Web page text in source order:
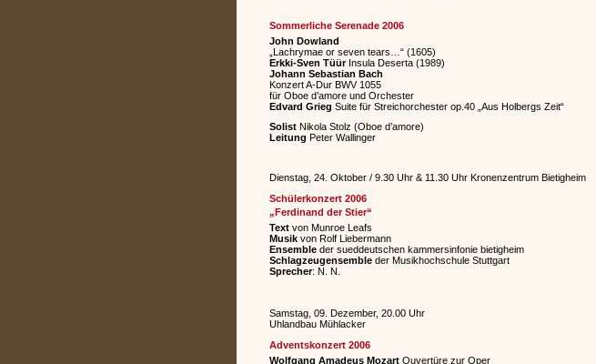
Sommerliche Serenade 2006
John Dowland
„Lachrymae or seven tears…“ (1605)
Erkki-Sven TüürInsula Deserta (1989)
Johann Sebastian Bach
Konzert A-Dur BWV 1055
für Oboe d’amore und Orchester
Edvard Grieg Suite für Streichorchester op.40 „Aus Holbergs Zeit“
SolistNikola Stolz (Oboe d’amore)
Leitung Peter Wallinger
Dienstag, 24. Oktober / 9.30 Uhr & 11.30 Uhr Kronenzentrum Bietigheim
Schülerkonzert 2006
„Ferdinand der Stier“
Textvon Munroe Leafs
Musikvon Rolf Liebermann
Ensembleder sueddeutschen kammersinfonie bietigheim
Schlagzeugensembleder Musikhochschule Stuttgart
Sprecher: N. N.
Samstag, 09. Dezember, 20.00 Uhr
Uhlandbau Mühlacker
Adventskonzert 2006
Wolfgang Amadeus MozartOuvertüre zur Oper